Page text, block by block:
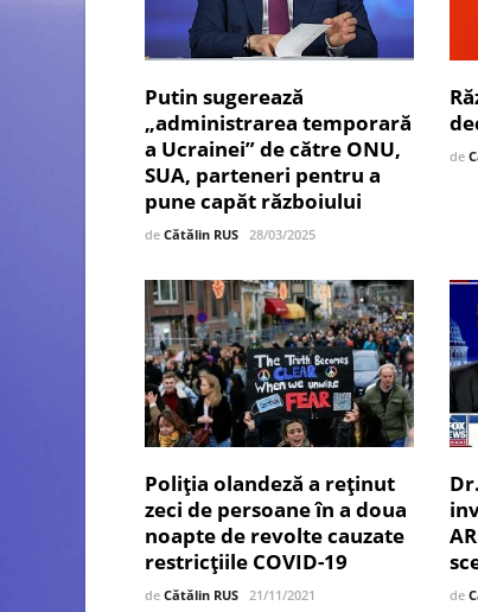
Putin sugerează
„administrarea temporară
a Ucrainei” de către ONU,
SUA, parteneri pentru a
pune capăt războiului
de Cătălin RUS 28/03/2025
de
Poliția olandeză a reținut
zeci de persoane în a doua
noapte de revolte cauzate
restricțiile COVID-19
de Cătălin RUS 21/11/2021 de